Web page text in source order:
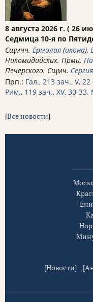
8 августа 2026 г. ( 26
Седмица 10-я по
Сщмчч. Ермолая (икона),
Никомидийских. Прмц.
Печерского. Сщмч. Сергия
Прп.: Гал., 213 зач., V, 22
Рим., 119 зач., XV, 30-33.
[Все новости]
[Новости] [